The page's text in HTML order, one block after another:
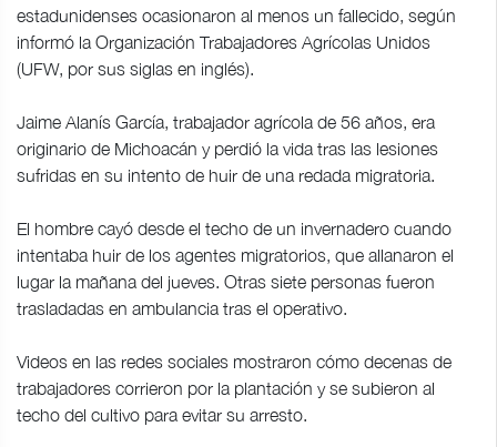
estadunidenses ocasionaron al menos un fallecido, según
informó la Organización Trabajadores Agrícolas Unidos
(UFW, por sus siglas en inglés).
Jaime Alanís García, trabajador agrícola de 56 años, era
originario de Michoacán y perdió la vida tras las lesiones
sufridas en su intento de huir de una redada migratoria.
El hombre cayó desde el techo de un invernadero cuando
intentaba huir de los agentes migratorios, que allanaron el
lugar la mañana del jueves. Otras siete personas fueron
trasladadas en ambulancia tras el operativo.
Videos en las redes sociales mostraron cómo decenas de
trabajadores corrieron por la plantación y se subieron al
techo del cultivo para evitar su arresto.